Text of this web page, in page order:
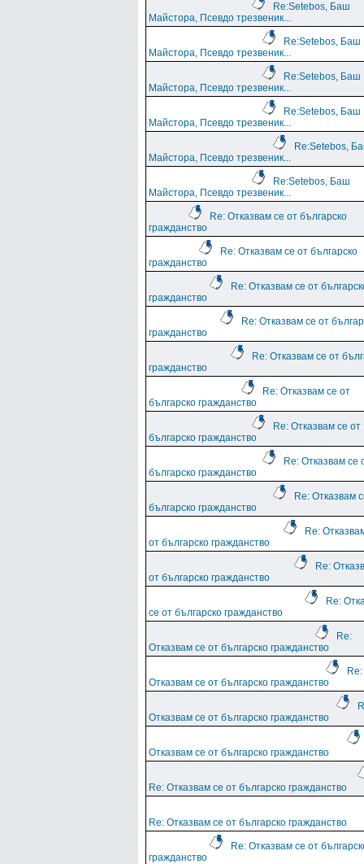
Re:Setebos, Баш
Майстора, Псевдо трезвеник...
Re:Setebos, Баш
Майстора, Псевдо трезвеник...
Re:Setebos, Баш
Майстора, Псевдо трезвеник...
Re:Setebos, Баш
Майстора, Псевдо трезвеник...
Re:Setebos,
Майстора, Псевдо трезвеник...
Re:Setebos, Баш
Майстора, Псевдо трезвеник...
Re: Отказвам се от българско
гражданство
Re: Отказвам се от българско
гражданство
Re: Отказвам се от
гражданство
Re: Отказвам се от
гражданство
Re: Отказвам се от
гражданство
Re: Отказвам се от
българско гражданство
Re: Отказвам се от
българско гражданство
Re: Отказвам се
българско гражданство
Re: Отказвам
българско гражданство
Re:
от българско гражданство
Re:
от българско гражданство
Re:
се от българско гражданство
Re:
Отказвам се от българско гражданство
Re:
Отказвам се от българско гражданство
Отказвам се от българско гражданство
Отказвам се от българско гражданство
Re: Отказвам се от българско гражданство
Re: Отказвам се от българско гражданство
Re: Отказвам се от
гражданство